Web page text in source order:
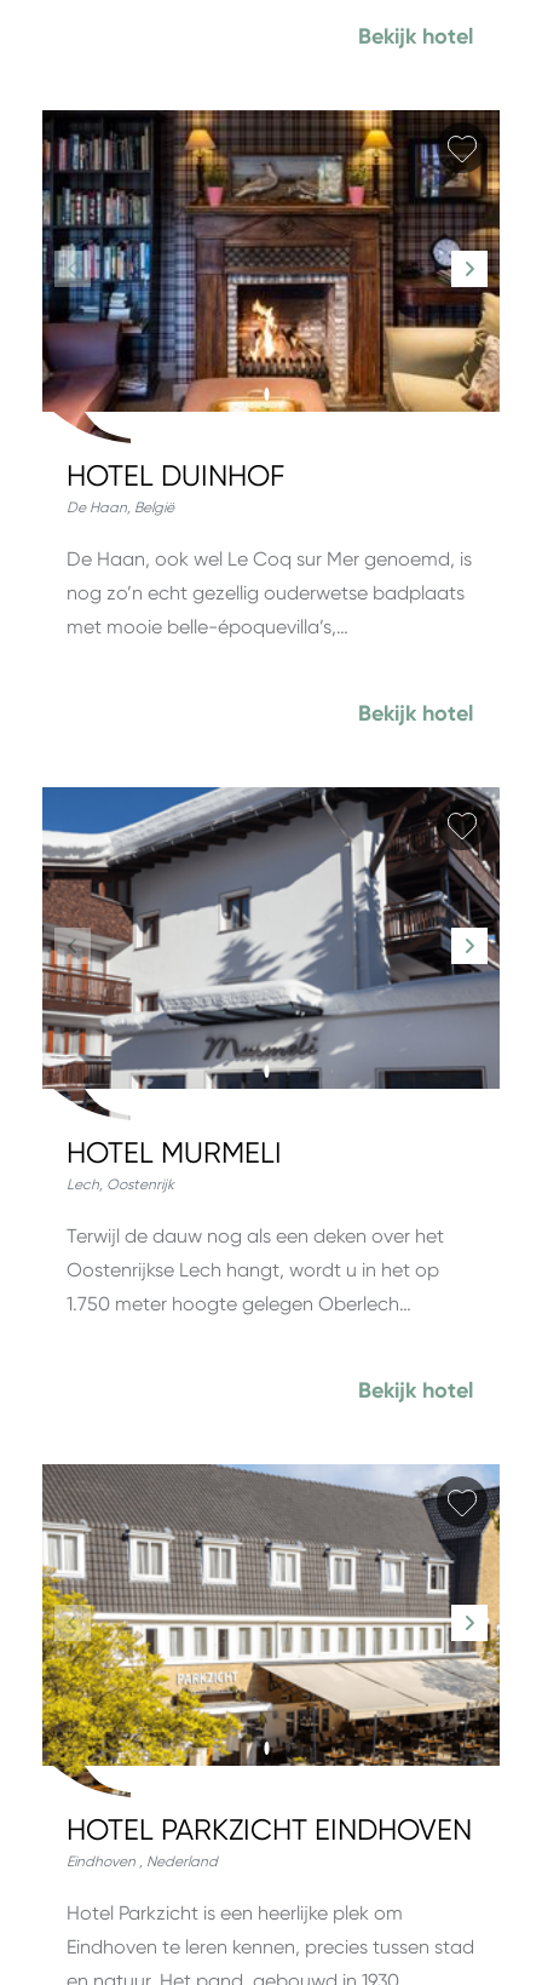
Bekijk hotel
HOTEL DUINHOF
De Haan, België
De Haan, ook wel Le Coq sur Mer genoemd, is
nog zo’n echt gezellig ouderwetse badplaats
met mooie belle-époquevilla’s,…
Bekijk hotel
HOTEL MURMELI
Lech, Oostenrijk
Terwijl de dauw nog als een deken over het
Oostenrijkse Lech hangt, wordt u in het op
1.750 meter hoogte gelegen Oberlech…
Bekijk hotel
HOTEL PARKZICHT EINDHOVEN
Eindhoven , Nederland
Hotel Parkzicht is een heerlijke plek om
Eindhoven te leren kennen, precies tussen stad